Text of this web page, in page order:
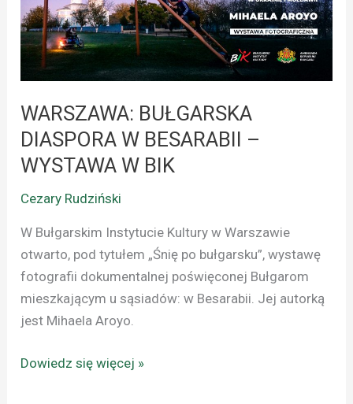
WARSZAWA: BUŁGARSKA
DIASPORA W BESARABII –
WYSTAWA W BIK
Cezary Rudziński
W Bułgarskim Instytucie Kultury w Warszawie
otwarto, pod tytułem „Śnię po bułgarsku”, wystawę
fotografii dokumentalnej poświęconej Bułgarom
mieszkającym u sąsiadów: w Besarabii. Jej autorką
jest Mihaela Aroyo.
BESARABII
–
WYSTAWA
Dowiedz się więcej »